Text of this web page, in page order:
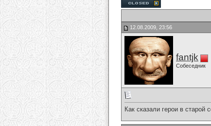
12.08.2009, 23:56
fantjk
Собеседник
Как сказали герои в